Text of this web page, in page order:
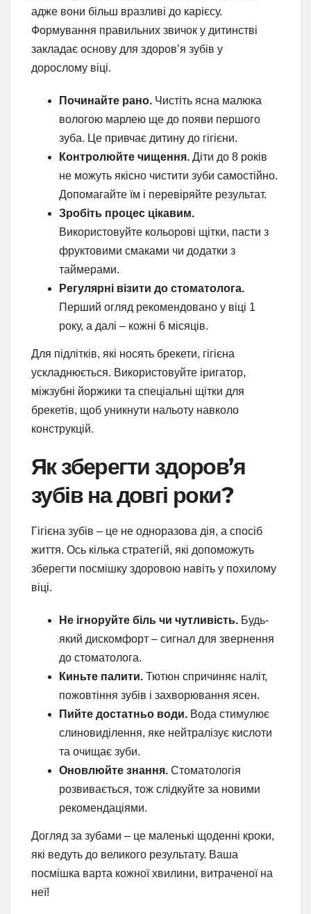
адже вони більш вразливі до карієсу.
Формування правильних звичок у дитинстві
закладає основу для здоров’я зубів у
дорослому віці.
Починайте рано. Чистіть ясна малюка
вологою марлею ще до появи першого
зуба. Це привчає дитину до гігієни.
Контролюйте чищення. Діти до 8 років
не можуть якісно чистити зуби самостійно.
Допомагайте їм і перевіряйте результат.
Зробіть процес цікавим.
Використовуйте кольорові щітки, пасти з
фруктовими смаками чи додатки з
таймерами.
Регулярні візити до стоматолога.
Перший огляд рекомендовано у віці 1
року, а далі – кожні 6 місяців.
Для підлітків, які носять брекети, гігієна
ускладнюється. Використовуйте іригатор,
міжзубні йоржики та спеціальні щітки для
брекетів, щоб уникнути нальоту навколо
конструкцій.
Як зберегти здоров’я
зубів на довгі роки?
Гігієна зубів – це не одноразова дія, а спосіб
життя. Ось кілька стратегій, які допоможуть
зберегти посмішку здоровою навіть у похилому
віці.
Не ігноруйте біль чи чутливість. Будь-
який дискомфорт – сигнал для звернення
до стоматолога.
Киньте палити. Тютюн спричиняє наліт,
пожовтіння зубів і захворювання ясен.
Пийте достатньо води. Вода стимулює
слиновиділення, яке нейтралізує кислоти
та очищає зуби.
Оновлюйте знання. Стоматологія
розвивається, тож слідкуйте за новими
рекомендаціями.
Догляд за зубами – це маленькі щоденні кроки,
які ведуть до великого результату. Ваша
посмішка варта кожної хвилини, витраченої на
неї!